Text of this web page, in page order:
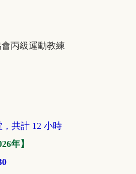
丙級運動教練
，共計 12 小時
年】